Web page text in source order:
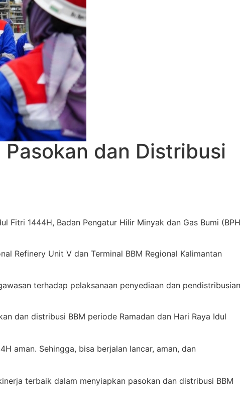
dan Distribusi
Fitri 1444H, Badan Pengatur Hilir Minyak dan Gas Bumi (BPH
Refinery Unit V dan Terminal BBM Regional Kalimantan
terhadap pelaksanaan penyediaan dan pendistribusian
dan distribusi BBM periode Ramadan dan Hari Raya Idul
aman. Sehingga, bisa berjalan lancar, aman, dan
terbaik dalam menyiapkan pasokan dan distribusi BBM